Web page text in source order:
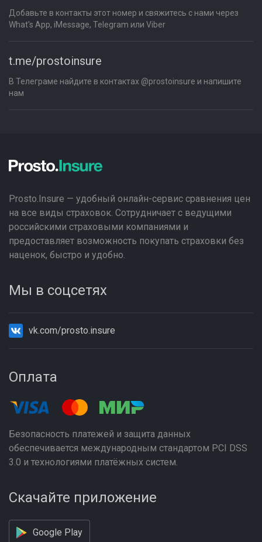
Добавьте в контакты этот номер и свяжитесь с нами через
What's App, iMessage, Telegram или Viber
t.me/prostoinsure
В Телеграме найдите в контактах @prostoinsure и напишите
нам
Prosto.Insure — удобный онлайн-сервис сравнения цен
на все виды страховок. Сотрудничает с ведущими
российскими страховыми компаниями и
предоставляет возможность покупать страховки без
наценок, быстро и удобно.
Мы в соцсетях
vk.com/prosto.insure
Оплата
Безопасность платежей и защита данных
обеспечивается международным стандартом PCI DSS
3.0 и технологиями платёжных систем.
Скачайте приложение
Google Play